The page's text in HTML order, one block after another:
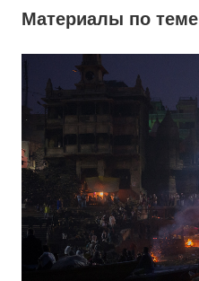
Материалы по теме